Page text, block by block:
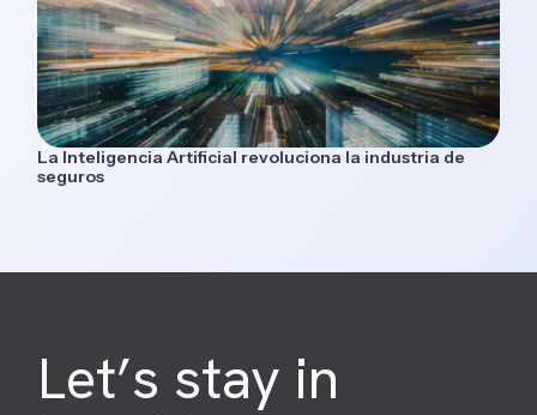
La Inteligencia Artificial revoluciona la industria de
seguros
Let’s stay in